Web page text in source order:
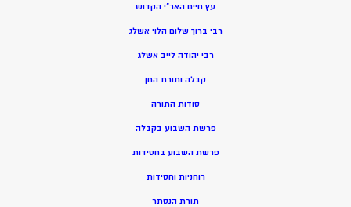
עץ חיים האר”י הקדוש
רבי ברוך שלום הלוי אשלג
רבי יהודה לייב אשלג
קבלה ותורת החן
סודות התורה
פרשת השבוע בקבלה
פרשת השבוע בחסידות
רוחניות וחסידות
תורת הנסתר